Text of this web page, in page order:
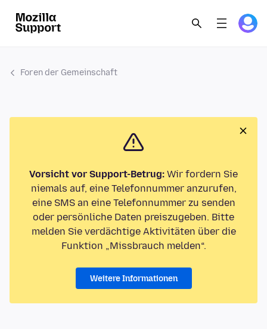
Foren der Gemeinschaft
Vorsicht vor Support-Betrug: Wir fordern Sie
niemals auf, eine Telefonnummer anzurufen,
eine SMS an eine Telefonnummer zu senden
oder persönliche Daten preiszugeben. Bitte
melden Sie verdächtige Aktivitäten über die
Funktion „Missbrauch melden“.
Weitere Informationen